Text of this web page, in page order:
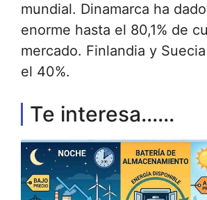
mundial. Dinamarca ha
enorme hasta el 80,1% de
mercado. Finlandia y
el 40%.
Te interesa......